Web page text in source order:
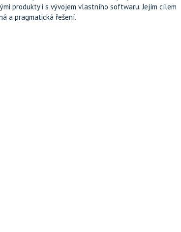
produkty i s vývojem vlastního softwaru. Jejím cílem
a pragmatická řešení.